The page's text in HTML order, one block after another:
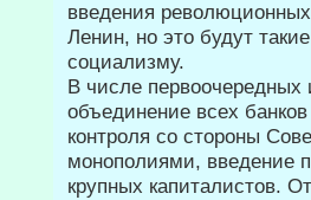
введения
Ленин, но это будут
социализму.
В числе
объеди­нение всех
контроля со стороны
монополиями, вве­дение
крупных капиталистов.